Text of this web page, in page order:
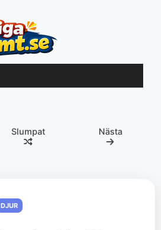
Slumpat Nästa
DJUR